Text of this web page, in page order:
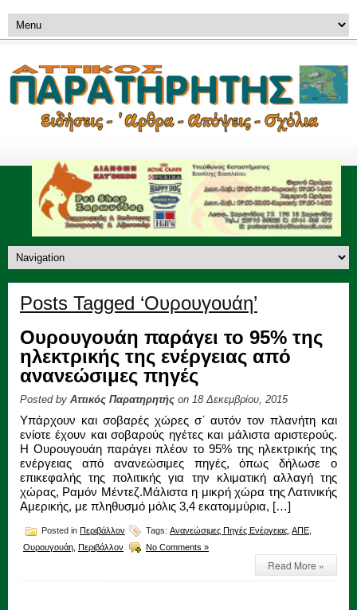
Posts Tagged ‘Ουρουγουάη’
Ουρουγουάη παράγει το 95% της
ηλεκτρικής της ενέργειας από
ανανεώσιμες πηγές
Posted by Αττικός Παρατηρητής on 18 Δεκεμβρίου, 2015
Υπάρχουν και σοβαρές χώρες σ΄ αυτόν τον πλανήτη και
ενίοτε έχουν και σοβαρούς ηγέτες και μάλιστα αριστερούς.
Η Ουρουγουάη παράγει πλέον το 95% της ηλεκτρικής της
ενέργειας από ανανεώσιμες πηγές, όπως δήλωσε ο
επικεφαλής της πολιτικής για την κλιματική αλλαγή της
χώρας, Ραμόν Μέντεζ.Μάλιστα η μικρή χώρα της Λατινικής
Αμερικής, με πληθυσμό μόλις 3,4 εκατομμύρια, […]
Posted in Περιβάλλον Tags: Ανανεώσιμες Πηγές Ενέργειας ΑΠΕ
Ουρουγουάη Περιβάλλον No Comments »
Read More »